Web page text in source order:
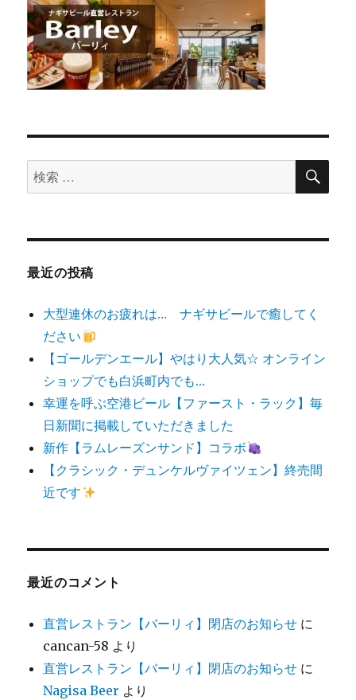
検
索
象:
検
最近の投稿
大型連休のお疲れは… ナギサビールで癒してく
ださい
【ゴールデンエール】やはり大人気☆ オンライン
ショップでも白浜町内でも…
幸運を呼ぶ空港ビール【ファースト・ラック】毎
日新聞に掲載していただきました
新作【ラムレーズンサンド】コラボ
【クラシック・デュンケルヴァイツェン】終売間
近です
最近のコメント
直営レストラン【バーリィ】閉店のお知らせ に
cancan-58 より
直営レストラン【バーリィ】閉店のお知らせ に
Nagisa Beer より